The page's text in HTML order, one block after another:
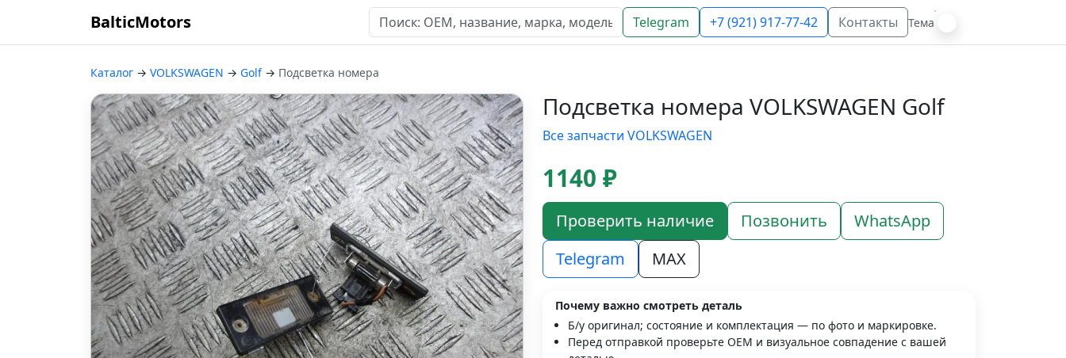
BalticMotors Telegram +7 (921) 917-77-42 Контакты Тема
Каталог → VOLKSWAGEN → Golf → Подсветка номера
Подсветка номера VOLKSWAGEN Golf
Все запчасти VOLKSWAGEN
1140 ₽
Проверить наличие Позвонить
WhatsApp
Telegram
MAX
Почему важно смотреть деталь
Б/у оригинал; состояние и комплектация — по фото и маркировке.
Перед отправкой проверьте OEM и визуальное совпадение с вашей